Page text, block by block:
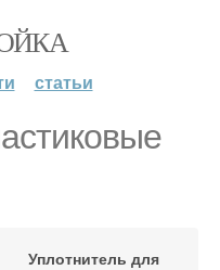
статьи
Уплотнитель для